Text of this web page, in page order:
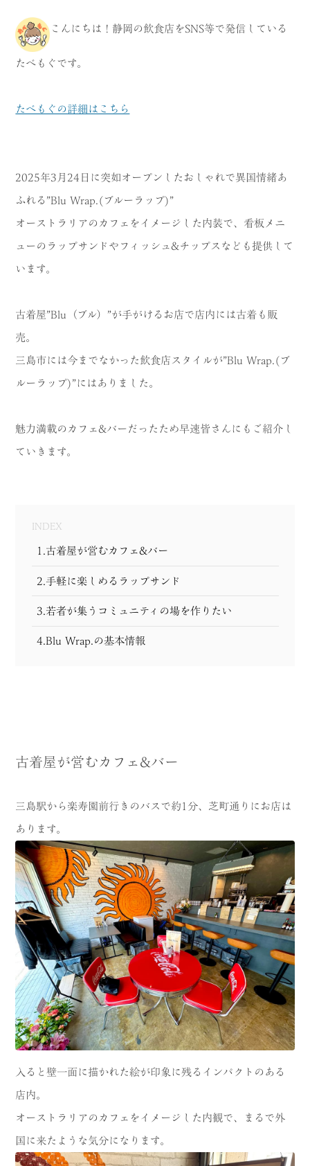
人 洞窟・島
体験
ABOUT
EVENT
ACCESS
COLUMN
こんにちは！静岡の飲食店をSNS等で発信している
たべもぐです。
たべもぐの詳細はこちら
2025年3月24日に突如オープンしたおしゃれで異国情緒あ
ふれる”Blu Wrap.(ブルーラップ)”
オーストラリアのカフェをイメージした内装で、看板メニ
ューのラップサンドやフィッシュ&チップスなども提供して
います。
古着屋”Blu（ブル）”が手がけるお店で店内には古着も販
売。
三島市には今までなかった飲食店スタイルが”Blu Wrap.(ブ
ルーラップ)”にはありました。
魅力満載のカフェ&バーだったため早速皆さんにもご紹介し
ていきます。
INDEX
1.古着屋が営むカフェ&バー
2.手軽に楽しめるラップサンド
3.若者が集うコミュニティの場を作りたい
4.Blu Wrap.の基本情報
古着屋が営むカフェ&バー
三島駅から楽寿園前行きのバスで約1分、芝町通りにお店は
あります。
入ると壁一面に描かれた絵が印象に残るインパクトのある
店内。
オーストラリアのカフェをイメージした内観で、まるで外
国に来たような気分になります。